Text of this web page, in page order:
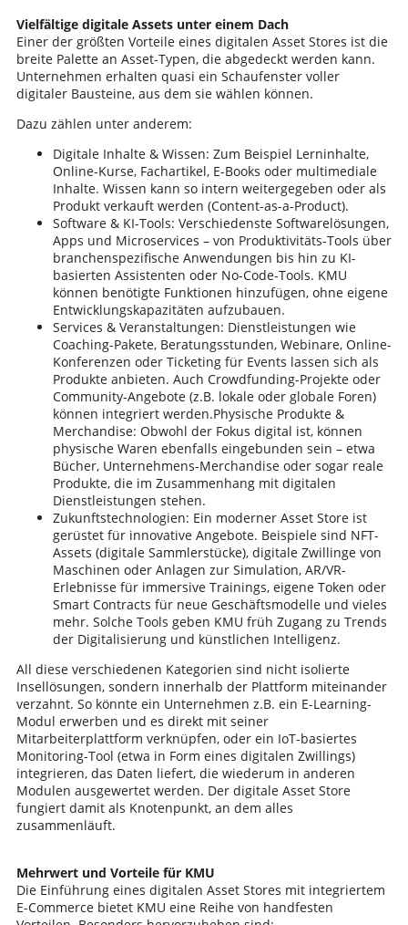
Vielfältige digitale Assets unter einem Dach
Einer der größten Vorteile eines digitalen Asset Stores ist die
breite Palette an Asset-Typen, die abgedeckt werden kann.
Unternehmen erhalten quasi ein Schaufenster voller
digitaler Bausteine, aus dem sie wählen können.
Dazu zählen unter anderem:
Digitale Inhalte & Wissen: Zum Beispiel Lerninhalte,
Online-Kurse, Fachartikel, E-Books oder multimediale
Inhalte. Wissen kann so intern weitergegeben oder als
Produkt verkauft werden (Content-as-a-Product).
Software & KI-Tools: Verschiedenste Softwarelösungen,
Apps und Microservices – von Produktivitäts-Tools über
branchenspezifische Anwendungen bis hin zu KI-
basierten Assistenten oder No-Code-Tools. KMU
können benötigte Funktionen hinzufügen, ohne eigene
Entwicklungskapazitäten aufzubauen.
Services & Veranstaltungen: Dienstleistungen wie
Coaching-Pakete, Beratungsstunden, Webinare, Online-
Konferenzen oder Ticketing für Events lassen sich als
Produkte anbieten. Auch Crowdfunding-Projekte oder
Community-Angebote (z.B. lokale oder globale Foren)
können integriert werden.Physische Produkte &
Merchandise: Obwohl der Fokus digital ist, können
physische Waren ebenfalls eingebunden sein – etwa
Bücher, Unternehmens-Merchandise oder sogar reale
Produkte, die im Zusammenhang mit digitalen
Dienstleistungen stehen.
Zukunftstechnologien: Ein moderner Asset Store ist
gerüstet für innovative Angebote. Beispiele sind NFT-
Assets (digitale Sammlerstücke), digitale Zwillinge von
Maschinen oder Anlagen zur Simulation, AR/VR-
Erlebnisse für immersive Trainings, eigene Token oder
Smart Contracts für neue Geschäftsmodelle und vieles
mehr. Solche Tools geben KMU früh Zugang zu Trends
der Digitalisierung und künstlichen Intelligenz.
All diese verschiedenen Kategorien sind nicht isolierte
Insellösungen, sondern innerhalb der Plattform miteinander
verzahnt. So könnte ein Unternehmen z.B. ein E-Learning-
Modul erwerben und es direkt mit seiner
Mitarbeiterplattform verknüpfen, oder ein IoT-basiertes
Monitoring-Tool (etwa in Form eines digitalen Zwillings)
integrieren, das Daten liefert, die wiederum in anderen
Modulen ausgewertet werden. Der digitale Asset Store
fungiert damit als Knotenpunkt, an dem alles
zusammenläuft.
Mehrwert und Vorteile für KMU
Die Einführung eines digitalen Asset Stores mit integriertem
E-Commerce bietet KMU eine Reihe von handfesten